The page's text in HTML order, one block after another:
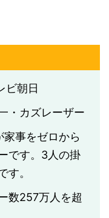
ビ朝日
・カズレーザー
事をゼロから
です。3人の掛
す。
数257万人を超